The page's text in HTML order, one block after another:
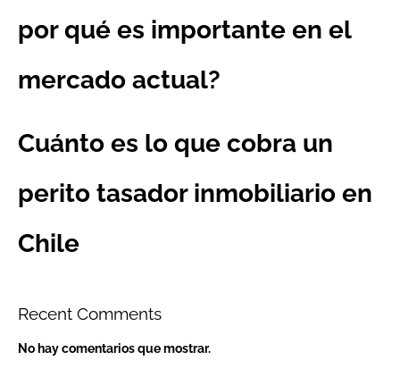
por qué es importante en el
mercado actual?
Cuánto es lo que cobra un
perito tasador inmobiliario en
Chile
Recent Comments
No hay comentarios que mostrar.